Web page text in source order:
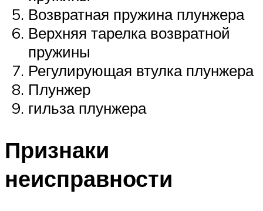
Возвратная пружина плунжера
Верхняя тарелка возвратной
пружины
Регулирующая втулка плунжера
Плунжер
гильза плунжера
Признаки
неисправности